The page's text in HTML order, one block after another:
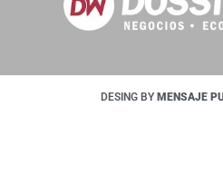
DESING BY MENSAJE